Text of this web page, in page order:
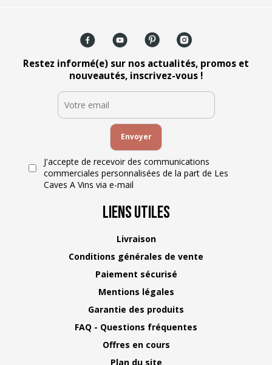
Restez informé(e) sur nos actualités, promos et
nouveautés, inscrivez-vous !
J'accepte de recevoir des communications
commerciales personnalisées de la part de Les
Caves A Vins via e-mail
Liens Utiles
Livraison
Conditions générales de vente
Paiement sécurisé
Mentions légales
Garantie des produits
FAQ - Questions fréquentes
Offres en cours
Plan du site